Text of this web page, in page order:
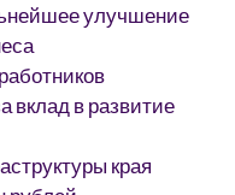
улучшение
вклад в развитие
края